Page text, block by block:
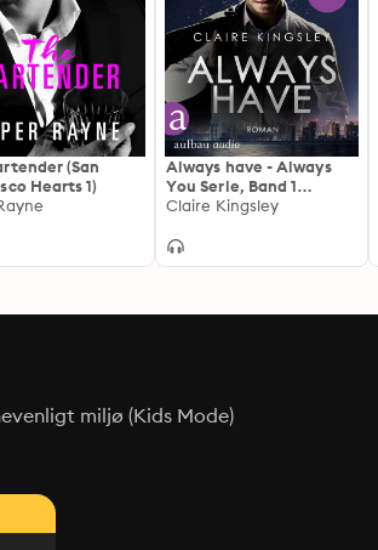
(San
Hearts 1)
Always have - Always
You Serie, Band 1
(Ungekürzt)
Claire Kingsley
miljø (Kids Mode)